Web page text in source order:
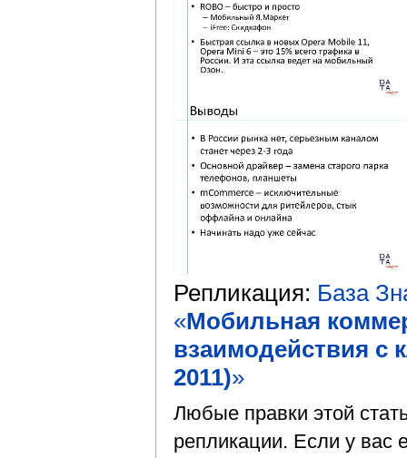
Репликация: База
«Мобильная
взаимодействия с
2011)»
Любые правки этой
репликации. Если у вас